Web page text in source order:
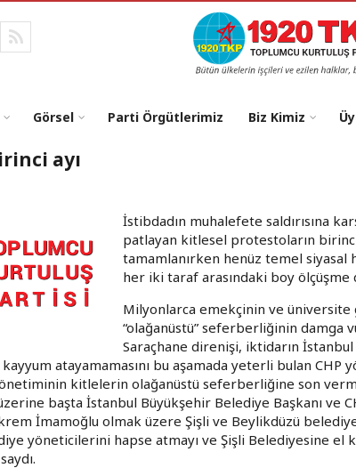
RSS
Görsel Parti Örgütlerimiz Biz Kimiz
ayı
İstibdadın muhalefete saldırısına
patlayan kitlesel protestoların
tamamlanırken henüz temel siyasal
her iki taraf arasındaki boy ölçüşme
Milyonlarca emekçinin ve üniversite
“olağanüstü” seferberliğinin damga
Saraçhane direnişi, iktidarın
kayyum atayamamasını bu aşamada yeterli bulan
kitlelerin olağanüstü seferberliğine son
başta İstanbul Büyükşehir Belediye Başkanı ve
İmamoğlu olmak üzere Şişli ve Beylikdüzü
yöneticilerini hapse atmayı ve Şişli Belediyesine el